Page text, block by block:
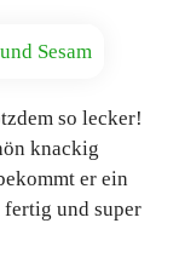
so lecker!
knackig
er ein
und super